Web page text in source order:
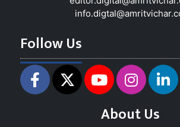
Follow Us
About Us